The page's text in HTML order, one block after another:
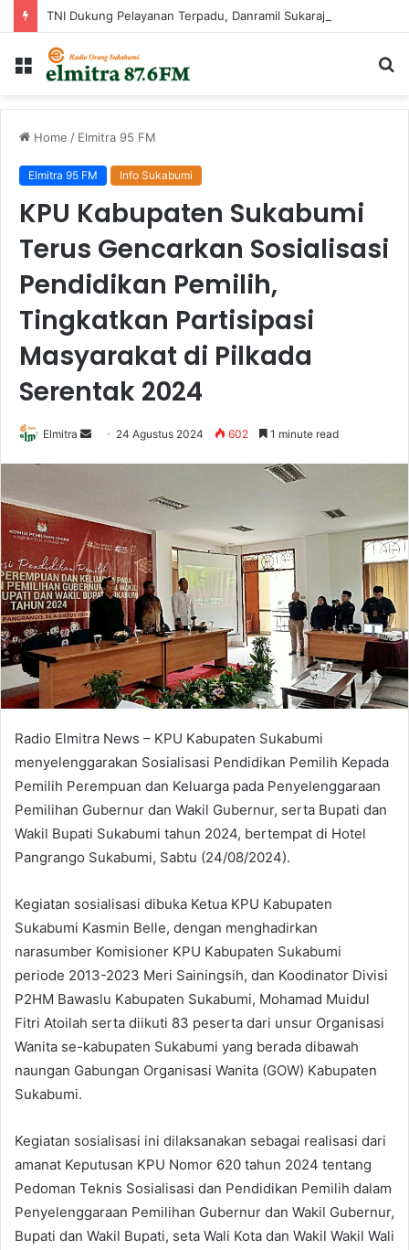
Menu
Home / Elmitra 95 FM
Elmitra 95 FM Info Sukabumi
KPU Kabupaten Sukabumi
Terus Gencarkan Sosialisasi
Pendidikan Pemilih,
Tingkatkan Partisipasi
Masyarakat di Pilkada
Serentak 2024
Elmitra
Send 24 Agustus 2024 602 1 minute read
Radio Elmitra News – KPU Kabupaten Sukabumi
menyelenggarakan Sosialisasi Pendidikan Pemilih Kepada
Pemilih Perempuan dan Keluarga pada Penyelenggaraan
Pemilihan Gubernur dan Wakil Gubernur, serta Bupati dan
Wakil Bupati Sukabumi tahun 2024, bertempat di Hotel
Pangrango Sukabumi, Sabtu (24/08/2024).
Kegiatan sosialisasi dibuka Ketua KPU Kabupaten
Sukabumi Kasmin Belle, dengan menghadirkan
narasumber Komisioner KPU Kabupaten Sukabumi
periode 2013-2023 Meri Sainingsih, dan Koodinator Divisi
P2HM Bawaslu Kabupaten Sukabumi, Mohamad Muidul
Fitri Atoilah serta diikuti 83 peserta dari unsur Organisasi
Wanita se-kabupaten Sukabumi yang berada dibawah
naungan Gabungan Organisasi Wanita (GOW) Kabupaten
Sukabumi.
Kegiatan sosialisasi ini dilaksanakan sebagai realisasi dari
amanat Keputusan KPU Nomor 620 tahun 2024 tentang
Pedoman Teknis Sosialisasi dan Pendidikan Pemilih dalam
Penyelenggaraan Pemilihan Gubernur dan Wakil Gubernur,
Bupati dan Wakil Bupati, seta Wali Kota dan Wakil Wakil Wali